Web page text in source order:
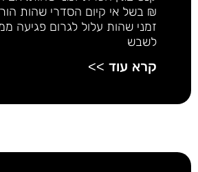
₪ בשל אי קיום הסדרי שהות
זמני שהות עלול לגרום פגיעה
לשבש
קרא עוד >>